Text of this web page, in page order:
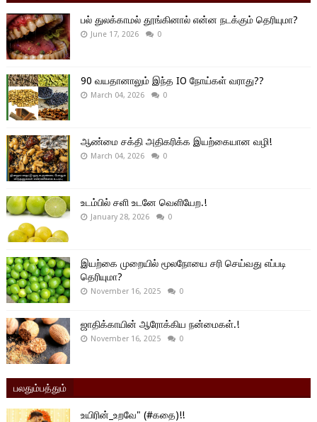
பல் துலக்காமல் தூங்கினால் என்ன நடக்கும் தெரியுமா?
June 17, 2026 0
90 வயதானாலும் இந்த IO நோய்கள் வராது??
March 04, 2026 0
ஆண்மை சக்தி அதிகரிக்க இயற்கையான வழி!
March 04, 2026 0
உடம்பில் சளி உடனே வெளியேற.!
January 28, 2026 0
இயற்கை முறையில் மூலநோயை சரி செய்வது எப்படி
தெரியுமா?
November 16, 2025 0
ஜாதிக்காயின் ஆரோக்கிய நன்மைகள்.!
November 16, 2025 0
பலதும்பத்தும்
உயிரின்_உறவே" (#கதை)!!